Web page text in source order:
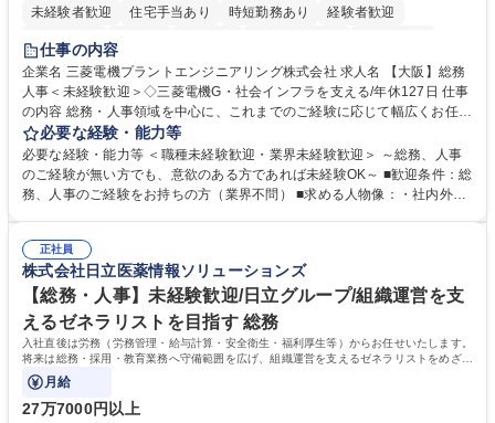
未経験者歓迎 住宅手当あり 時短勤務あり
経験者歓迎
退職金あり
駅近5分以内
土日祝休み 服装自由 寮・社宅あり 食事補助あり
仕事の内容
企業名 三菱電機プラントエンジニアリング株式会社 求人名 【大阪】総務
人事＜未経験歓迎＞◇三菱電機G・社会インフラを支える/年休127日 仕事
の内容 総務・人事領域を中心に、これまでのご経験に応じて幅広くお任せ
します。 ＜具体的には＞ ・総務/人事労務（給与・社保・勤怠管理など）
・採用・教育研修 ・福利厚生運用 など ※基本的には事務所勤務ですが、
採用や教育等の業務内容により、関西圏以外への日帰り・宿泊を伴う国内
出張もございます。 ※担当業務を持ちつつ、お互いに助け合いながら、総
必要な経験・能力等
必要な経験・能力等 ＜職種未経験歓迎・業界未経験歓迎＞ ～総務、人事
のご経験が無い方でも、意欲のある方であれば未経験OK～ ■歓迎条件：総
務、人事のご経験をお持ちの方（業界不問） ■求める人物像：・社内外の
正社員
株式会社日立医薬情報ソリューションズ
【総務・人事】未経験歓迎/日立グループ/組織運営を支
えるゼネラリストを目指す 総務
入社直後は労務（労務管理・給与計算・安全衛生・福利厚生等）からお任せいたします。
将来は総務・採用・教育業務へ守備範囲を広げ、組織運営を支えるゼネラリストをめざせ
ます。
月給
27万7000円以上